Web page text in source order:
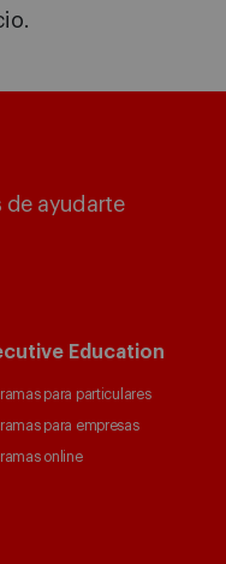
de ayudarte
Education
para particulares
para empresas
online